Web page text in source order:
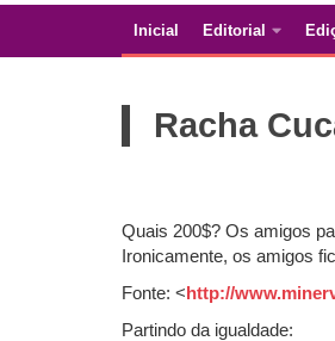
Navegação
Inicial Editorial
Racha
Quais 200$? Os amigos
Ironicamente, os amigos
Fonte: < http://
Partindo da igualdade: